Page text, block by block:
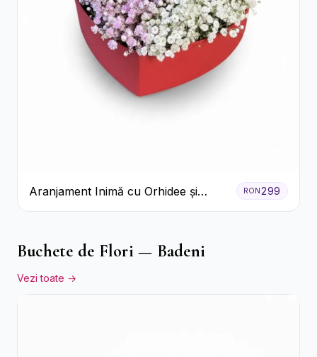
Aranjament Inimă cu Orhidee și
Floarea Miresei
RON 299
Buchete de Flori — Badeni
Vezi toate →